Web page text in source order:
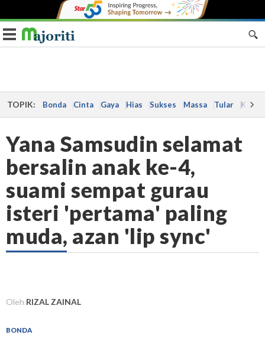
Toggle navigation
TOPIK: Bonda Cinta Gaya Hias Sukses Massa Tular Kes
Yana Samsudin selamat
bersalin anak ke-4,
suami sempat gurau
isteri 'pertama' paling
muda, azan 'lip sync'
Oleh RIZAL ZAINAL
BONDA